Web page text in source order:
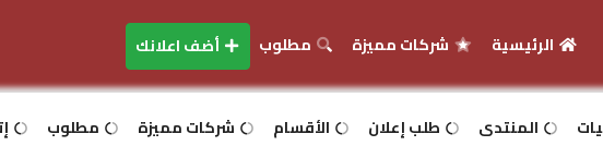
الرئيسية شركات مميزة مطلوب أضف اعلانك
المنتدى طلب إعلان الأقسام شركات مميزة مطلوب